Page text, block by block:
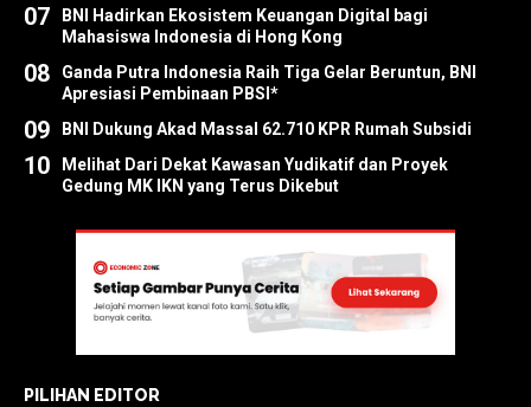
07
BNI Hadirkan Ekosistem Keuangan Digital bagi
Mahasiswa Indonesia di Hong Kong
08
Ganda Putra Indonesia Raih Tiga Gelar Beruntun, BNI
Apresiasi Pembinaan PBSI*
09 BNI Dukung Akad Massal 62.710 KPR Rumah Subsidi
10
Melihat Dari Dekat Kawasan Yudikatif dan Proyek
Gedung MK IKN yang Terus Dikebut
PILIHAN EDITOR